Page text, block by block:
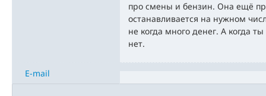
про смены и бензин. Она ещё
останавливается на нужном
не когда много денег. А когда
нет.
E-mail